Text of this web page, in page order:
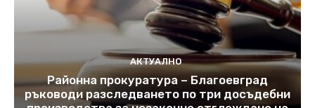
АКТУАЛНО
Районна прокуратура – Благоевград
ръководи разследването по три досъдебни